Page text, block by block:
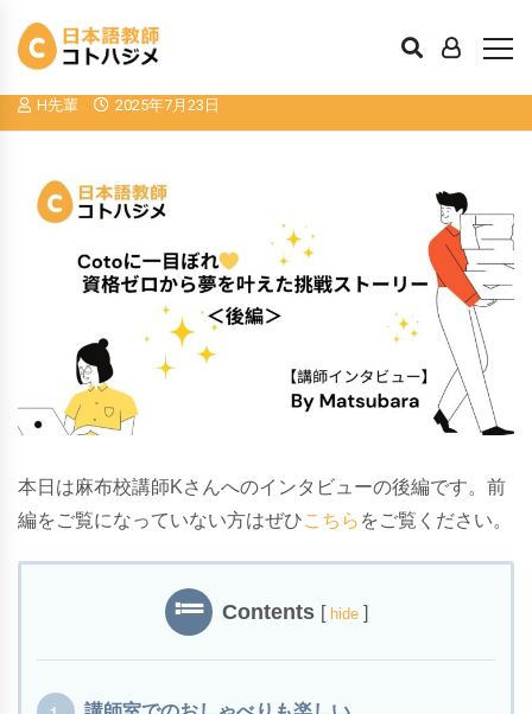
【インタビュー】Cotoに一目ぼれ
資
格ゼロから夢を叶えた挑戦ストーリー
H先輩 2025年7月23日
本日は麻布校講師Kさんへのインタビューの後編です。前
編をご覧になっていない方はぜひこちら をご覧ください。
Contents [ hide ]